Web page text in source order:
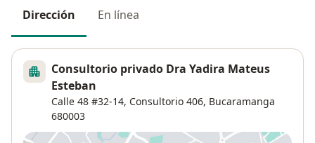
Dirección En línea
Consultorio privado Dra Yadira Mateus
Esteban
Calle 48 #32-14, Consultorio 406, Bucaramanga
680003